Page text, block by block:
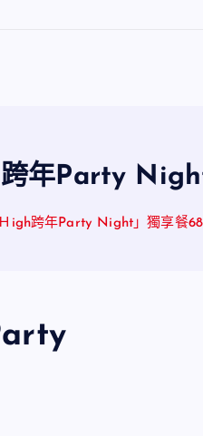
年Party
igh跨年Party Night」獨享餐